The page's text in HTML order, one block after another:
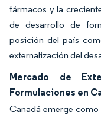
fármacos y la
de desarrollo de
posición del país
externalización del
Mercado de
Formulaciones en
Canadá emerge